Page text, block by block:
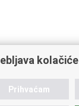
kolačiće
Prihvaćam